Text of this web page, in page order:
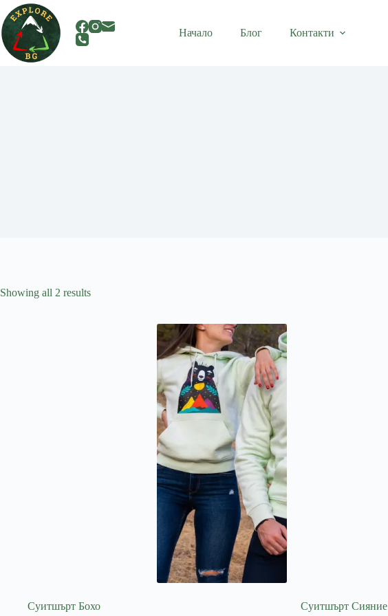
Skip
to
content
Начало Блог Контакти
Showing all 2 results
Суитшърт Бохо Суитшърт Сияние